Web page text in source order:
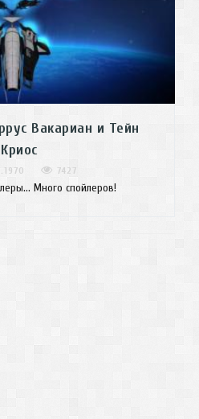
Вакариан и Тейн
Криос
7427
Много спойлеров!